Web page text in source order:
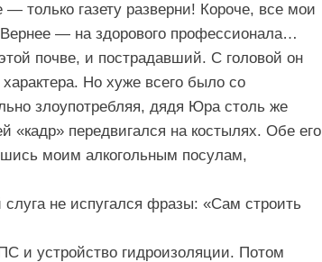
— только газету разверни! Короче, все мои
— на здорового профессионала…
почве, и пострадавший. С головой он
Но хуже всего было со
злоупотребляя, дядя Юра столь же
«кадр» передвигался на костылях. Обе его
моим алкогольным посулам,
не испугался фразы: «Сам строить
и устройство гидроизоляции. Потом